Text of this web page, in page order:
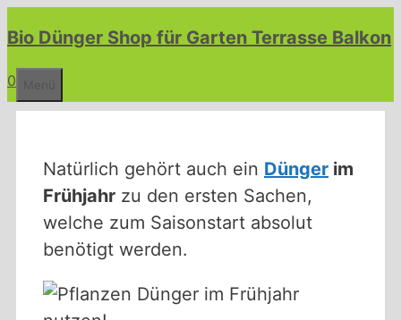
Inhalt
Bio Dünger Shop für Garten Terrasse Balkon
0
Natürlich gehört auch ein Dünger im
Frühjahr zu den ersten Sachen,
welche zum Saisonstart absolut
benötigt werden.